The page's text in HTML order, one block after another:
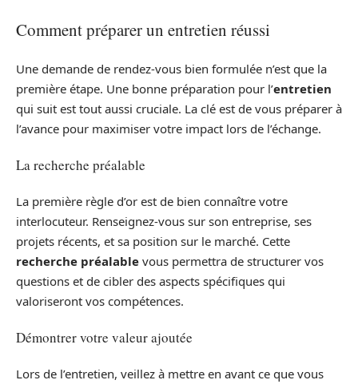
Comment préparer un entretien réussi
Une demande de rendez-vous bien formulée n’est que la
première étape. Une bonne préparation pour l’entretien
qui suit est tout aussi cruciale. La clé est de vous préparer à
l’avance pour maximiser votre impact lors de l’échange.
La recherche préalable
La première règle d’or est de bien connaître votre
interlocuteur. Renseignez-vous sur son entreprise, ses
projets récents, et sa position sur le marché. Cette
recherche préalable vous permettra de structurer vos
questions et de cibler des aspects spécifiques qui
valoriseront vos compétences.
Démontrer votre valeur ajoutée
Lors de l’entretien, veillez à mettre en avant ce que vous